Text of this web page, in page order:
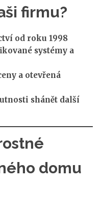
firmu?
od roku 1998
systémy a
a otevřená
shánět další
domu